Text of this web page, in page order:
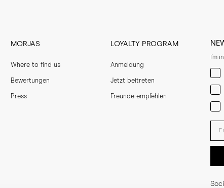
MORJAS
Where to find us
Bewertungen
Press
LOYALTY PROGRAM
Anmeldung
Jetzt beitreten
Freunde empfehlen
I'm